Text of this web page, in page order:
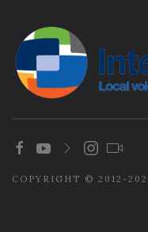
COPYRIGHT © 2012-